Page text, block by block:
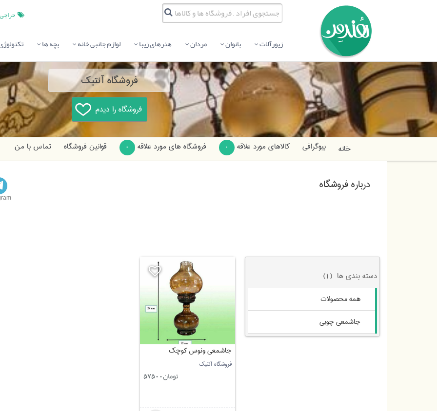
حراجی
زیورآلات بانوان مردان هنرهای زیبا لوازم جانبی خانه بچه ها
فروشگاه آنتیک
خانه بیوگرافی کالاهای مورد علاقه 0 فروشگاه های مورد علاقه 0 قوانین فروشگاه تماس با من
درباره فروشگاه
دسته بندی ها (1)
همه محصولات
جاشمعی چوبی
جاشمعی ونوس کوچک
فروشگاه آنتیک
تومان57500